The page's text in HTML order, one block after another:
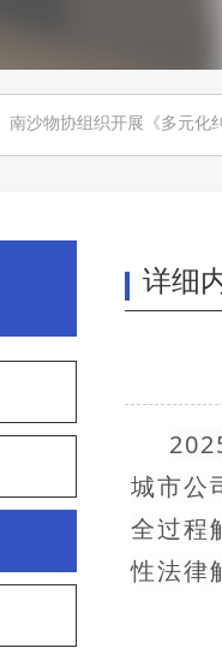
南沙物协组织开展《多元化
详细
城市公
全过程
性法律